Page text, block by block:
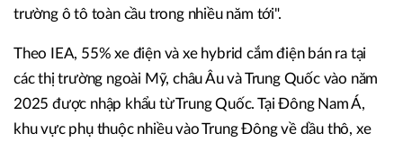
trường ô tô toàn cầu trong nhiều năm tới".
Theo IEA, 55% xe điện và xe hybrid cắm điện bán ra tại
các thị trường ngoài Mỹ, châu Âu và Trung Quốc vào năm
2025 được nhập khẩu từ Trung Quốc. Tại Đông Nam Á,
khu vực phụ thuộc nhiều vào Trung Đông về dầu thô, xe